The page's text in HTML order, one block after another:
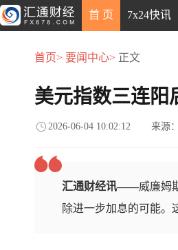
首 页 7x24快讯
首页> 要闻中心> 正文
美元指数三连阳
2026-06-04 10:02:12 来源
汇通财经讯——威廉姆
除进一步加息的可能。